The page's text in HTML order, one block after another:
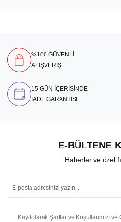
%100 GÜVENLİ
ALIŞVERİŞ
15 GÜN İÇERİSİNDE
İADE GARANTİSİ
E-BÜLTENE
Haberler ve özel
Kaydolarak Şartlar ve Koşullarımızı